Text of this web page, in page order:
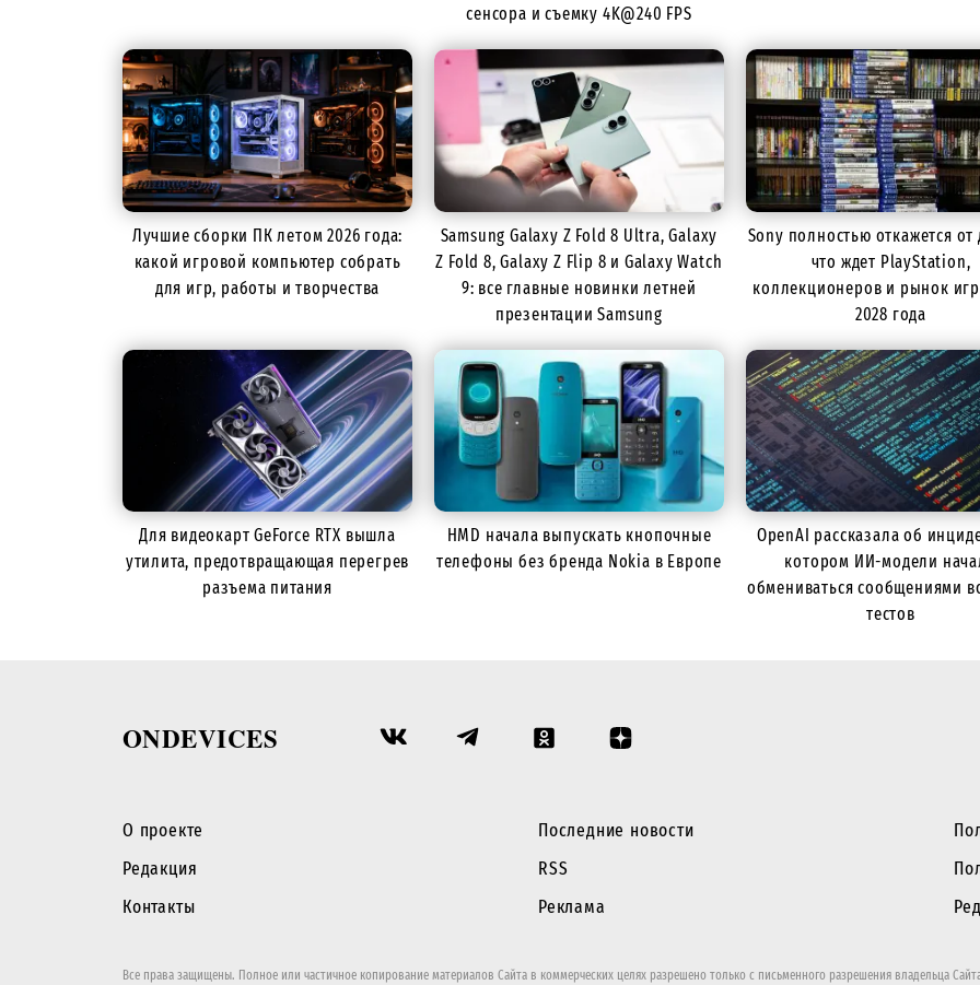
сенсора и съемку 4K@240 FPS
Лучшие сборки ПК летом 2026 года:
какой игровой компьютер собрать
для игр, работы и творчества
Samsung Galaxy Z Fold 8 Ultra, Galaxy
Z Fold 8, Galaxy Z Flip 8 и Galaxy Watch
9: все главные новинки летней
презентации Samsung
Sony полностью откажется от
что ждет PlayStation,
коллекционеров и рынок
2028 года
Для видеокарт GeForce RTX вышла
утилита, предотвращающая перегрев
разъема питания
HMD начала выпускать кнопочные
телефоны без бренда Nokia в Европе
OpenAI рассказала об
котором ИИ-модели
обмениваться сообщениями
тестов
ONDEVICES
О проекте
Редакция
Контакты
Последние новости
RSS
Реклама
Все права защищены. Полное или частичное копирование материалов Сайта в коммерческих целях разрешено только с письменного разрешения владельца